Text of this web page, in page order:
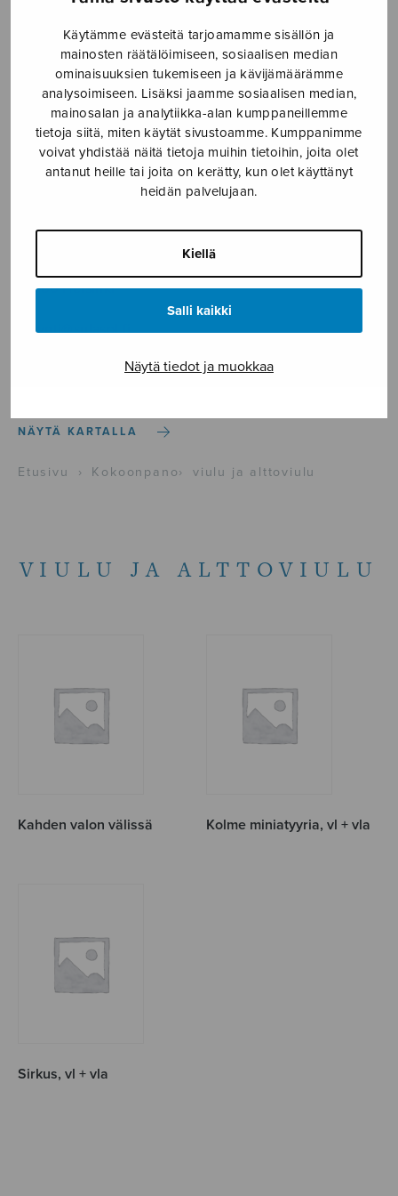
Käytämme evästeitä tarjoamamme sisällön ja
mainosten räätälöimiseen, sosiaalisen median
ominaisuuksien tukemiseen ja kävijämäärämme
analysoimiseen. Lisäksi jaamme sosiaalisen median,
mainosalan ja analytiikka-alan kumppaneillemme
tietoja siitä, miten käytät sivustoamme. Kumppanimme
voivat yhdistää näitä tietoja muihin tietoihin, joita olet
antanut heille tai joita on kerätty, kun olet käyttänyt
heidän palvelujaan.
Kiellä
Salli kaikki
Näytä tiedot ja muokkaa
SOITINMUSIIKKI
YKSINLAULU
YLEINEN
Sulasol nuottikauppa
ma–pe klo 10–16 tai sopimuksen mukaan
00180 Helsinki
myynti@sulasol.fi
NÄYTÄ KARTALLA
Etusivu › Kokoonpano› viulu ja alttoviulu
VIULU JA ALTTOVIULU
Kahden valon välissä Kolme miniatyyria, vl + vla
Sirkus, vl + vla